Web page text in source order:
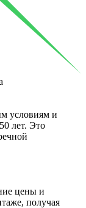
условиям и
лет. Это
цены и
получая